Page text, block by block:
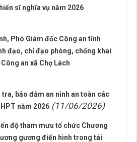
sĩ nghĩa vụ năm 2026
Phó Giám đốc Công an tỉnh
đạo, chỉ đạo phòng, chống khai
an xã Chợ Lách
bảo đảm an ninh an toàn các
năm 2026 (11/06/2026)
độ tham mưu tổ chức Chương
gương điển hình trong tái